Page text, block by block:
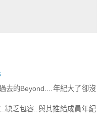
去的Beyond....年紀大了卻沒
缺乏包容..與其推給成員年紀